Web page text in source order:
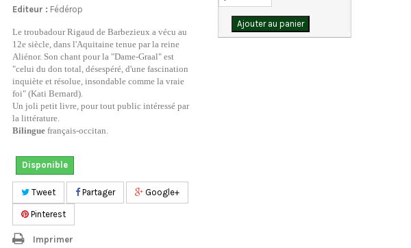
Editeur : Fédérop
Le troubadour Rigaud de Barbezieux a vécu au
12e siècle, dans l'Aquitaine tenue par la reine
Aliénor. Son chant pour la "Dame-Graal" est
"celui du don total, désespéré, d'une fascination
inquiète et résolue, insondable comme la vraie
foi" (Kati Bernard).
Un joli petit livre, pour tout public intéressé par
la littérature.
Bilingue français-occitan.
Disponible
Tweet Partager Google+
Pinterest
Imprimer
Ajouter au panier